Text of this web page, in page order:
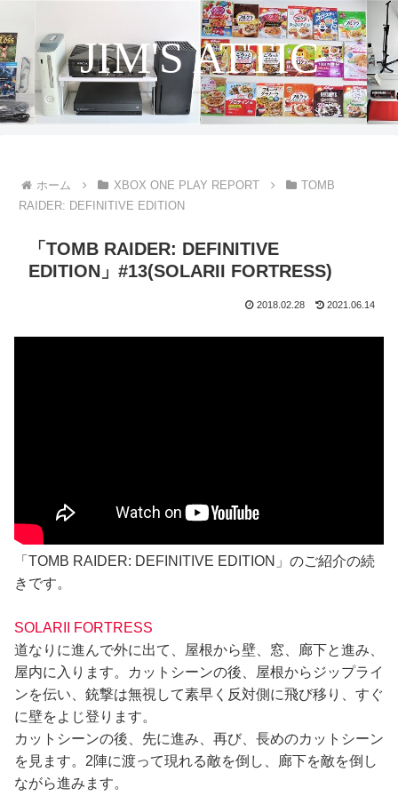
JIM'S ATTIC
ホーム XBOX ONE PLAY REPORT
TOMB
RAIDER: DEFINITIVE EDITION
「TOMB RAIDER: DEFINITIVE
EDITION」#13(SOLARII FORTRESS)
2018.02.28 2021.06.14
「TOMB RAIDER: DEFINITIVE EDITION」のご紹介の続
きです。
SOLARII FORTRESS
道なりに進んで外に出て、屋根から壁、窓、廊下と進み、
屋内に入ります。カットシーンの後、屋根からジップライ
ンを伝い、銃撃は無視して素早く反対側に飛び移り、すぐ
に壁をよじ登ります。
カットシーンの後、先に進み、再び、長めのカットシーン
を見ます。2陣に渡って現れる敵を倒し、廊下を敵を倒し
ながら進みます。